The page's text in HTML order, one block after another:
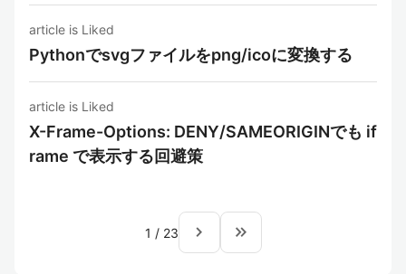
article is Liked
Pythonでsvgファイルをpng/icoに変換する
article is Liked
X-Frame-Options: DENY/SAMEORIGINでも if
rame で表示する回避策
1 / 23 navigate_next keyboard_double_arrow_right